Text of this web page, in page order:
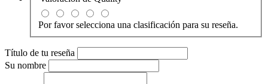
Por favor selecciona una clasificación para su reseña.
Título de tu reseña
Su nombre